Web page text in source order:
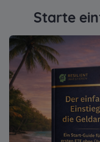
Starte